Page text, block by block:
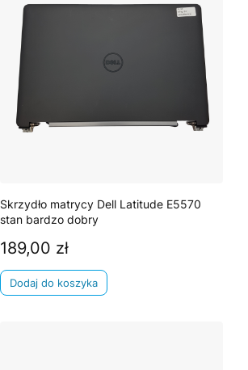
Skrzydło matrycy Dell Latitude E5570
stan bardzo dobry
Cena
189,00 zł
Dodaj do koszyka